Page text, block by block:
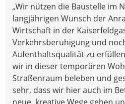
„Wir nützen die Baustelle im
langjährigen Wunsch der
Wirtschaft in der
Verkehrsberuhigung und
Aufenthaltsqualität zu
wir in dieser temporären
Straßenraum beleben und
sehr, dass wir hier auch im
neue, kreative Wege gehen